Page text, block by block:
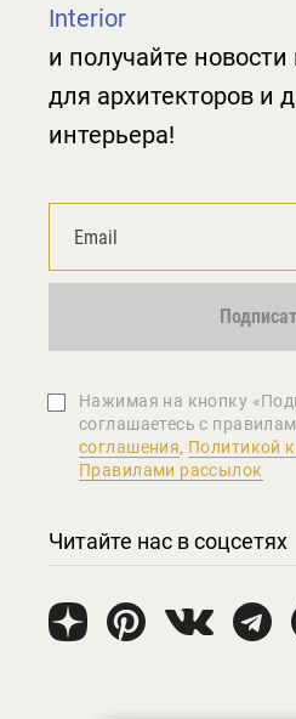
Interior
и получайте
для архитекторов и
интерьера!
Нажимая на кнопку
соглашаетеcь с
соглашения, Политикой
Правилами рассылок
Читайте нас в соцсетях